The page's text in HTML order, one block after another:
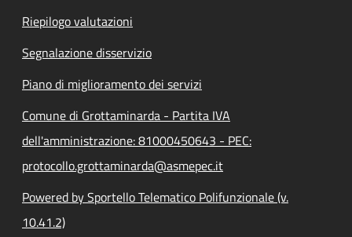
Riepilogo valutazioni
Segnalazione disservizio
Piano di miglioramento dei servizi
Comune di Grottaminarda - Partita IVA
dell'amministrazione: 81000450643 - PEC:
protocollo.grottaminarda@asmepec.it
Powered by Sportello Telematico Polifunzionale (v.
10.41.2)